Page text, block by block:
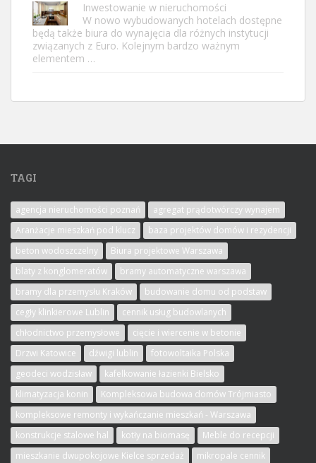
Inwestowanie w nieruchomości
W nowo wybudowanych hotelach dostępne
będą także biura do wynajęcia dla różnych instytucji
związanych z Euro. Kolejnym bardzo ważnym
elementem …
TAGI
agencja nieruchomości poznań
agregat prądotwórczy wynajem
Aranżacje mieszkań pod klucz
baza projektów domów i rezydencji
beton wodoszczelny
Biura projektowe Warszawa
blaty z konglomeratów
bramy automatyczne warszawa
bramy dla przemysłu Kraków
budowanie domu od podstaw
cegły klinkierowe Lublin
cennik usług budowlanych
chłodnictwo przemysłowe
cięcie i wiercenie w betonie
Drzwi Katowice
dźwigi lublin
fotowoltaika Polska
geodeci wodzisław
kafelkowanie łazienki Bielsko
klimatyzacja konin
Kompleksowa budowa domów Trójmiasto
kompleksowe remonty i wykańczanie mieszkań - Warszawa
konstrukcje stalowe hal
kotły na biomasę
Meble do recepcji
mieszkanie dwupokojowe Kielce sprzedaż
mikropale cennik